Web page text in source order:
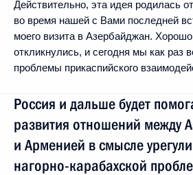
Действительно, эта идея родилась
во время нашей с Вами последней
моего визита в Азербайджан.
откликнулись, и сегодня мы как раз
проблемы прикаспийского
Россия и дальше будет
развития отношений между
и Арменией в смысле
нагорно-карабахской